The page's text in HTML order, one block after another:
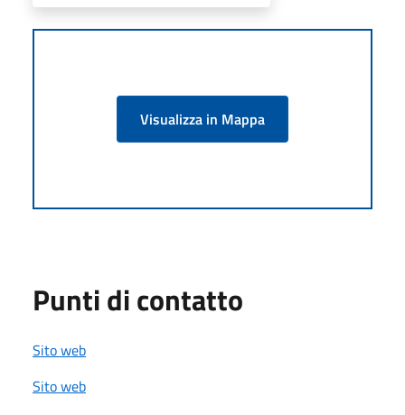
Visualizza in Mappa
Punti di contatto
Sito web
Sito web